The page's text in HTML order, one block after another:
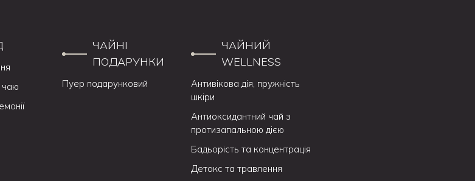
чаю
ЧАЙНІ
ПОДАРУНКИ
Пуер подарунковий
ЧАЙНИЙ
WELLNESS
Антивікова дія, пружність
шкіри
Антиоксидантний чай з
протизапальною дією
Бадьорість та концентрація
Детокс та травлення